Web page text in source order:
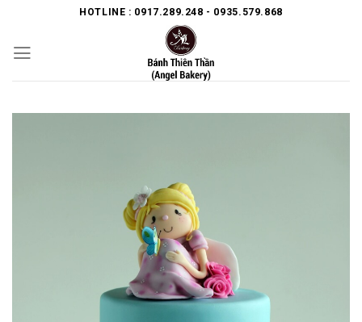
content
HOTLINE : 0917.289.248 - 0935.579.868